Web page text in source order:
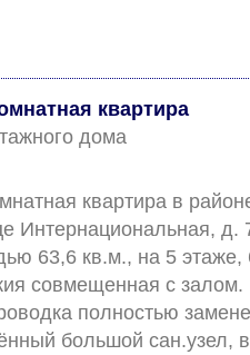
квартира
дома
квартира в
Интернациональная, д.
63,6 кв.м., на 5 этаже,
совмещенная с залом.
полностью
большой сан.узел,